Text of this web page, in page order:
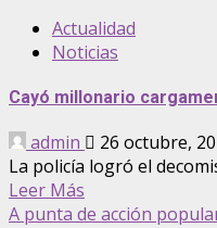
Actualidad
Noticias
Cayó millonario
admin
26 octubre,
La policía logró el
Leer Más
A punta de acción